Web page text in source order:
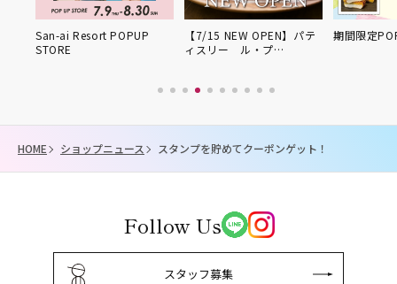
San-ai Resort POPUP
STORE
【7/15 NEW OPEN】パテ
ィスリー ル・プ…
期間限定
HOME ショップニュース スタンプを貯めてクーポンゲット！
Follow Us
スタッフ募集